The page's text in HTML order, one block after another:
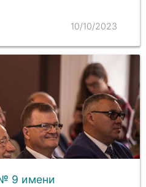
10/10/2023
9 имени